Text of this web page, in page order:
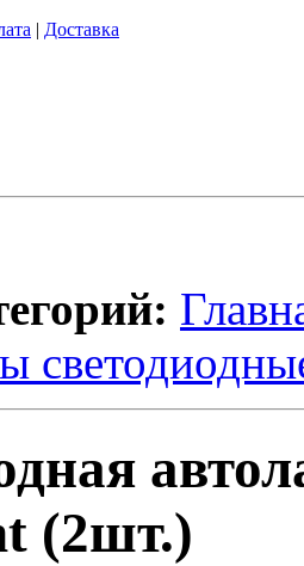
| Доставка
(2шт.)